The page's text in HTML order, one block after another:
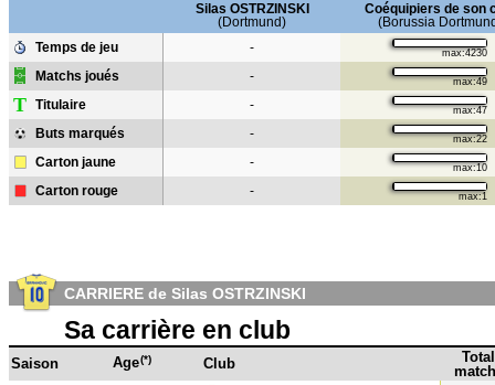
Silas OSTRZINSKI
(Dortmund)
Coéquipiers de son
(Borussia
Temps de jeu
- max:4230
Matchs joués - max:49
T Titulaire - max:47
Buts marqués - max:22
Carton jaune - max:10
Carton rouge - max:1
CARRIERE de Silas OSTRZINSKI
Sa carrière en club
Saison Age(*) Club
Total